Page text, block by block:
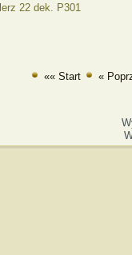
22 dek. P301
«« Start «